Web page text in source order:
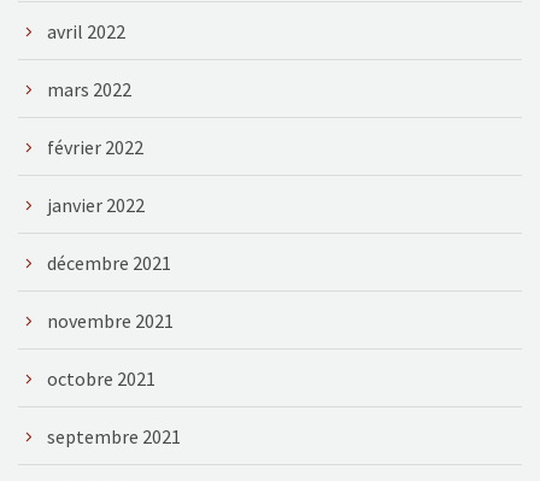
avril 2022
mars 2022
février 2022
janvier 2022
décembre 2021
novembre 2021
octobre 2021
septembre 2021